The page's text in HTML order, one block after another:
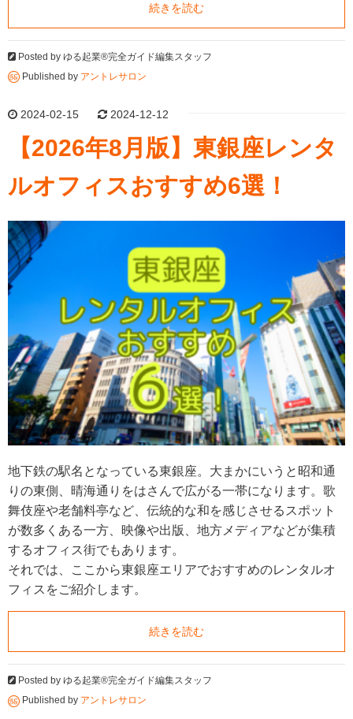
続きを読む
Posted by ゆる起業®完全ガイド編集スタッフ
Published by アントレサロン
2024-02-15 2024-12-12
【2026年8月版】東銀座レンタ
ルオフィスおすすめ6選！
地下鉄の駅名となっている東銀座。大まかにいうと昭和通
りの東側、晴海通りをはさんで広がる一帯になります。歌
舞伎座や老舗料亭など、伝統的な和を感じさせるスポット
が数多くある一方、映像や出版、地方メディアなどが集積
するオフィス街でもあります。
それでは、ここから東銀座エリアでおすすめのレンタルオ
フィスをご紹介します。
続きを読む
Posted by ゆる起業®完全ガイド編集スタッフ
Published by アントレサロン